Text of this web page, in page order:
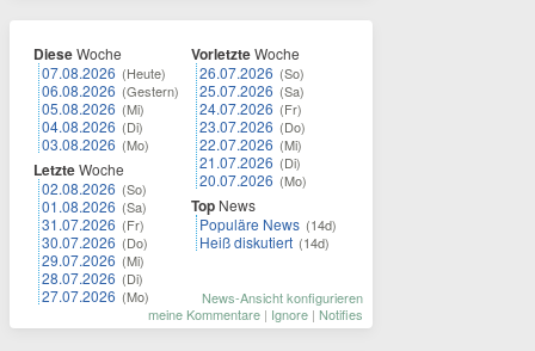
DieseWoche
07.08.2026 (Heute)
06.08.2026 (Gestern)
05.08.2026 (Mi)
04.08.2026 (Di)
03.08.2026 (Mo)
LetzteWoche
02.08.2026 (So)
01.08.2026 (Sa)
31.07.2026 (Fr)
30.07.2026 (Do)
29.07.2026 (Mi)
28.07.2026 (Di)
27.07.2026 (Mo)
VorletzteWoche
26.07.2026 (So)
25.07.2026 (Sa)
24.07.2026 (Fr)
23.07.2026 (Do)
22.07.2026 (Mi)
21.07.2026 (Di)
20.07.2026 (Mo)
Top News
Populäre News (14d)
Heiß diskutiert (14d)
News-Ansicht konfigurieren
meine Kommentare | Ignore | Notifies